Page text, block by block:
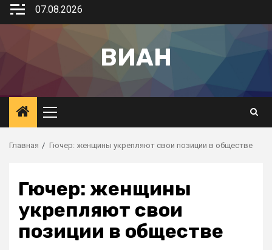
07.08.2026
ВИАН
Главная Гючер: женщины укрепляют свои позиции в обществе
Гючер: женщины
укрепляют свои
позиции в обществе